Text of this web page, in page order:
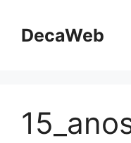
contenido
DecaWeb